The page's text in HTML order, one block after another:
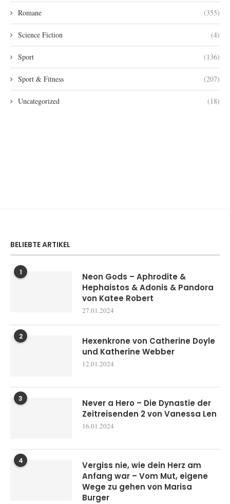
Romane (355)
Science Fiction (4)
Sport (136)
Sport & Fitness (207)
Uncategorized (18)
BELIEBTE ARTIKEL
1
Neon Gods – Aphrodite &
Hephaistos & Adonis & Pandora
von Katee Robert
27.01.2024
2
Hexenkrone von Catherine Doyle
und Katherine Webber
12.01.2024
3
Never a Hero – Die Dynastie der
Zeitreisenden 2 von Vanessa Len
16.01.2024
4
Vergiss nie, wie dein Herz am
Anfang war – Vom Mut, eigene
Wege zu gehen von Marisa
Burger